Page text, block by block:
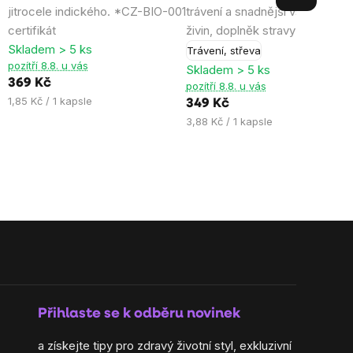
jitrocele indického. *CZ-BIO-001
certifikát
5,0
z
5
hvězdiček.
Skladem > 5 ks
pozítří 8.8. u vás
369 Kč
Měrná
1,85 Kč / 1 kapsle
trávení a snadnější vstřebávání
živin, doplněk stravy
Trávení, střeva
4,4
z
5
hvězdiček.
Skladem > 5 ks
pozítří 8.8. u vás
349 Kč
Měrná
3,88 Kč / 1 kapsle
Přihlaste se k odběru novinek
a získejte tipy pro zdravý životní styl, exkluzivní